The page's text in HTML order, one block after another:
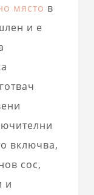
място в
и е
включва,
сос,
и